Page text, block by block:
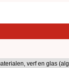
verf en glas